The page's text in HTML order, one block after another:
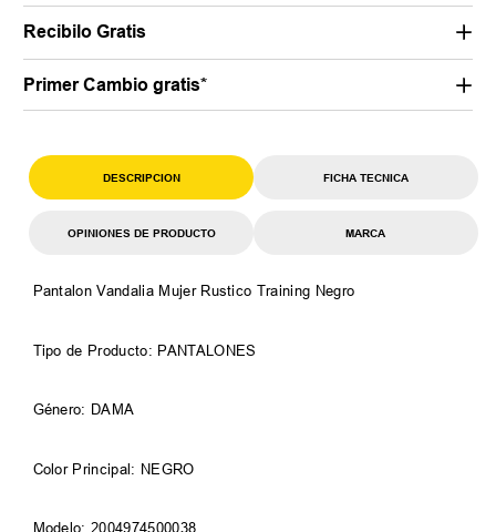
Recibilo Gratis
Primer Cambio gratis*
DESCRIPCION FICHA TECNICA
OPINIONES DE PRODUCTO MARCA
Pantalon Vandalia Mujer Rustico Training Negro
Tipo de Producto: PANTALONES
Género: DAMA
Color Principal: NEGRO
Modelo: 2004974500038